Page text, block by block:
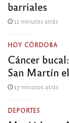
barriales
11 minutos atrás
HOY CÓRDOBA
Cáncer
San Martín
17 minutos atrás
DEPORTES